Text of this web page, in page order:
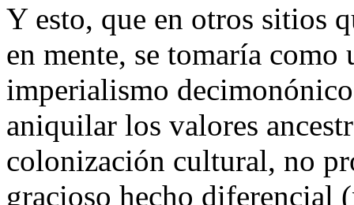
Y esto, que en otros sitios
en mente, se tomaría
imperialismo
aniquilar los valores
colonización cultural, no
gracioso hecho diferencial